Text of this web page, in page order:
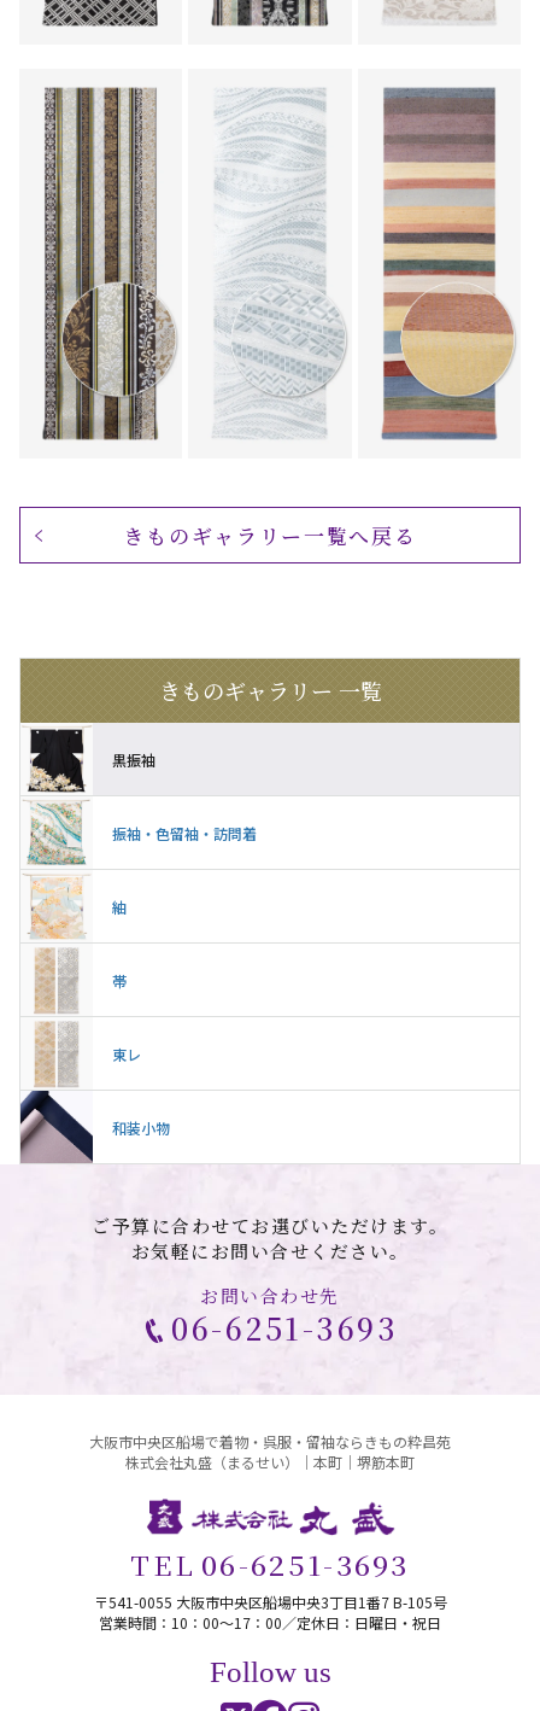
きものギャラリー一覧へ戻る
きものギャラリー 一覧
黒振袖
振袖・色留袖・訪問着
紬
帯
東レ
和装小物
ご予算に合わせてお選びいただけます。
お気軽にお問い合せください。
お問い合わせ先
06-6251-3693
大阪市中央区船場で着物・呉服・留袖ならきもの粋昌苑
株式会社丸盛（まるせい）｜本町｜堺筋本町
TEL 06-6251-3693
〒541-0055 大阪市中央区船場中央3丁目1番7 B-105号
営業時間：10：00〜17：00／定休日：日曜日・祝日
Follow us